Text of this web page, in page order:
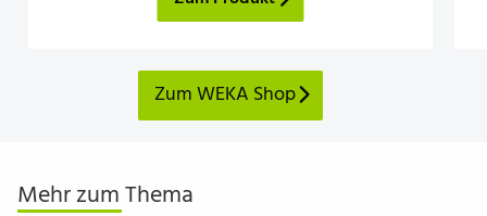
Zum WEKA Shop
Mehr zum Thema